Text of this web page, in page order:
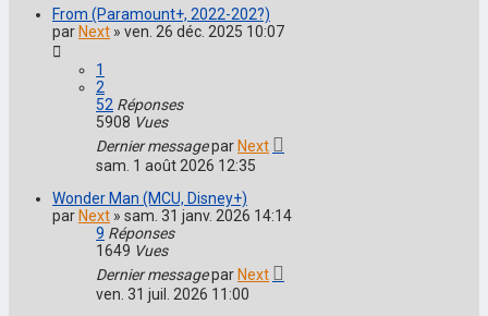
From (Paramount+, 2022-202?)
parNext » ven. 26 déc. 2025 10:07
1
2
52 Réponses
5908 Vues
Dernier messageparNext
sam. 1 août 2026 12:35
Wonder Man (MCU, Disney+)
parNext » sam. 31 janv. 2026 14:14
9 Réponses
1649 Vues
Dernier messageparNext
ven. 31 juil. 2026 11:00